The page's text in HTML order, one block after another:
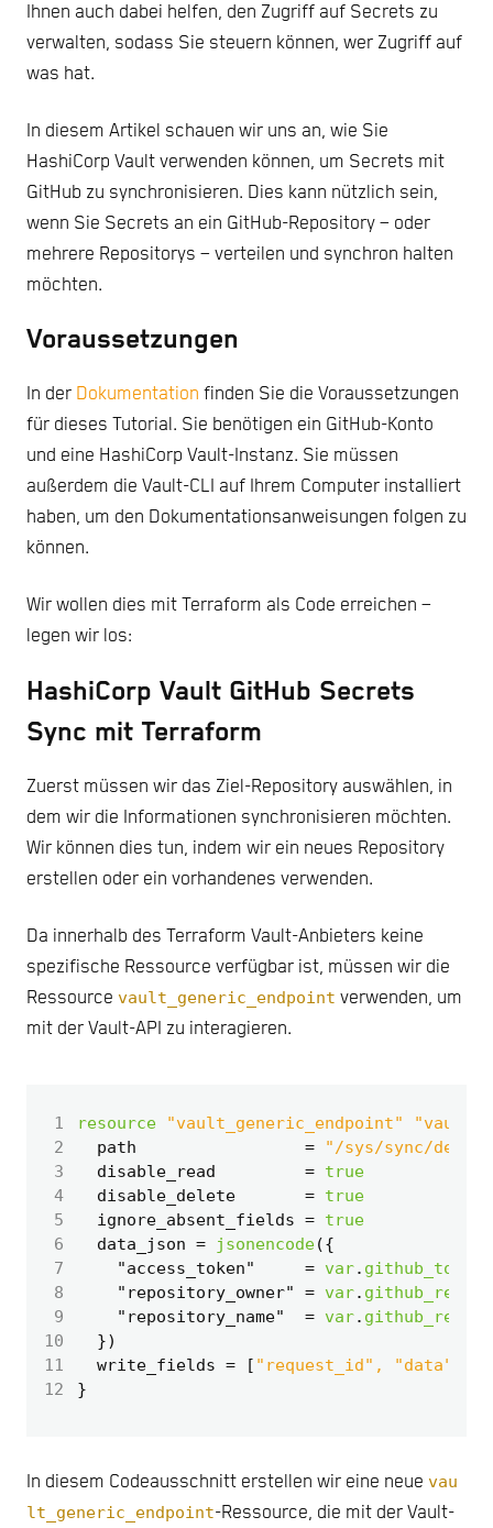
Ihnen auch dabei helfen, den Zugriff auf Secrets zu
verwalten, sodass Sie steuern können, wer Zugriff auf
was hat.
In diesem Artikel schauen wir uns an, wie Sie
HashiCorp Vault verwenden können, um Secrets mit
GitHub zu synchronisieren. Dies kann nützlich sein,
wenn Sie Secrets an ein GitHub-Repository – oder
mehrere Repositorys – verteilen und synchron halten
möchten.
Voraussetzungen
In der Dokumentation finden Sie die Voraussetzungen
für dieses Tutorial. Sie benötigen ein GitHub-Konto
und eine HashiCorp Vault-Instanz. Sie müssen
außerdem die Vault-CLI auf Ihrem Computer installiert
haben, um den Dokumentationsanweisungen folgen zu
können.
Wir wollen dies mit Terraform als Code erreichen –
legen wir los:
HashiCorp Vault GitHub Secrets
Sync mit Terraform
Zuerst müssen wir das Ziel-Repository auswählen, in
dem wir die Informationen synchronisieren möchten.
Wir können dies tun, indem wir ein neues Repository
erstellen oder ein vorhandenes verwenden.
Da innerhalb des Terraform Vault-Anbieters keine
spezifische Ressource verfügbar ist, müssen wir die
Ressource vault_generic_endpoint verwenden, um
mit der Vault-API zu interagieren.
1 resource
"vault_generic_endpoint"
2
  path
=
"/sys/sync/
3
  disable_read
= true
4
  disable_delete
= true
5
  ignore_absent_fields
= true
6
  data_json
= jsonencode(
7
    "access_token"
= var. github_token
8
    "repository_owner"
= var.
9
    "repository_name"
= var.
10
  }
)
11
  write_fields
= [ "request_id", "data"
12
In diesem Codeausschnitt erstellen wir eine neue vau
lt_generic_endpoint-Ressource, die mit der Vault-